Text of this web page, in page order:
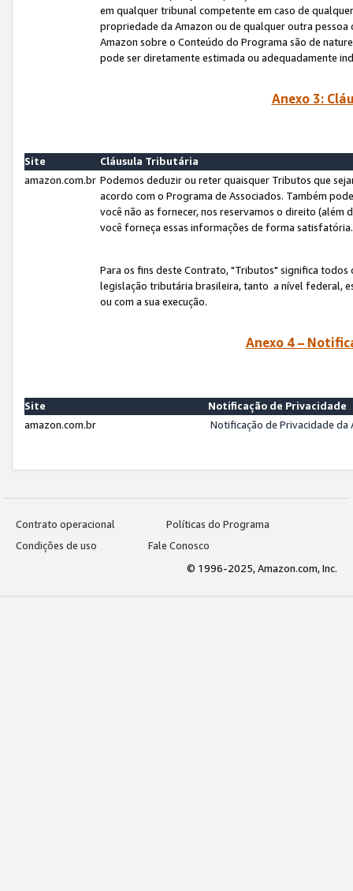
em qualquer tribunal competente em caso de
propriedade da Amazon ou de qualquer outra
Amazon sobre o Conteúdo do Programa são de
pode ser diretamente estimada ou adequadamente
Anexo 3:
Site
Cláusula Tributária
amazon.com.br Podemos deduzir ou reter quaisquer Tributos que
acordo com o Programa de Associados. Também
você não as fornecer, nos reservamos o direito (além
você forneça essas informações de forma
Para os fins deste Contrato, "Tributos" significa
legislação tributária brasileira, tanto a nível federal,
ou com a sua execução.
Anexo 4 –
Site
Notificação de Privacidade
amazon.com.br
Notificação de Privacidade
Contrato operacional
Políticas do Programa
Condições de uso
Fale Conosco
© 1996-2025, Amazon.com, Inc.